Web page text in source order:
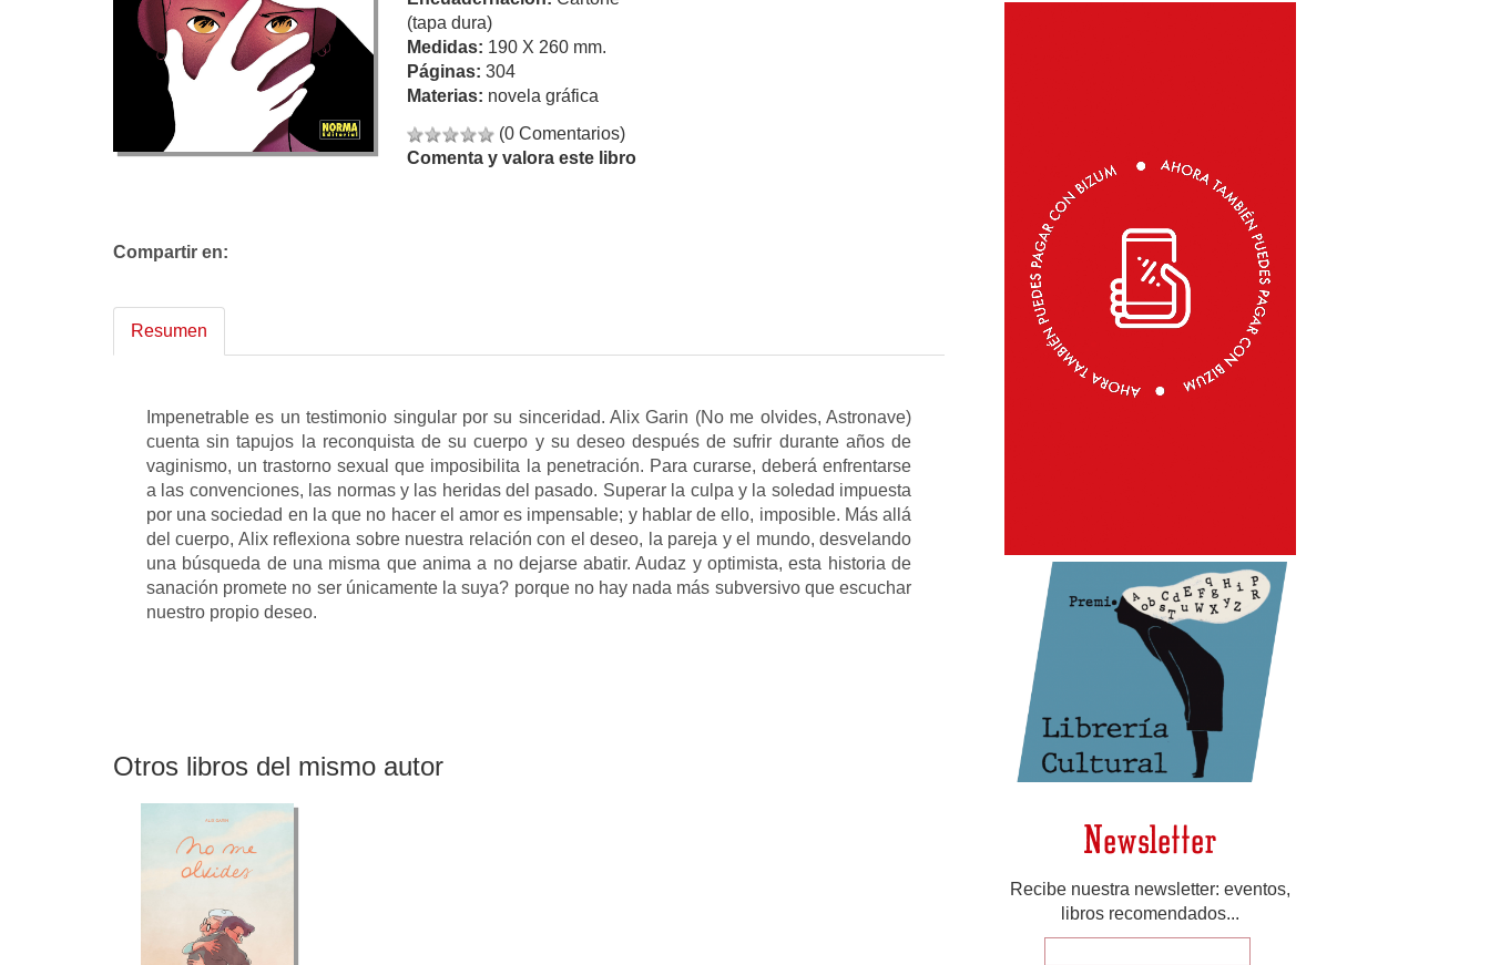
(tapa dura)
Medidas: 190 X 260 mm.
Páginas: 304
Materias: novela gráfica
(0 Comentarios)
Comenta y valora este libro
Compartir en:
Resumen
Impenetrable es un testimonio singular por su sinceridad. Alix Garin (No me olvides, Astronave)
cuenta sin tapujos la reconquista de su cuerpo y su deseo después de sufrir durante años de
vaginismo, un trastorno sexual que imposibilita la penetración. Para curarse, deberá enfrentarse
a las convenciones, las normas y las heridas del pasado. Superar la culpa y la soledad impuesta
por una sociedad en la que no hacer el amor es impensable; y hablar de ello, imposible. Más allá
del cuerpo, Alix reflexiona sobre nuestra relación con el deseo, la pareja y el mundo, desvelando
una búsqueda de una misma que anima a no dejarse abatir. Audaz y optimista, esta historia de
sanación promete no ser únicamente la suya? porque no hay nada más subversivo que escuchar
nuestro propio deseo.
Otros libros del mismo autor
Newsletter
Recibe nuestra newsletter: eventos,
libros recomendados...